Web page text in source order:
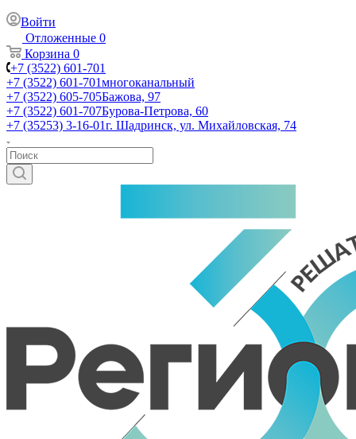
Войти
Отложенные 0
Корзина 0
+7 (3522) 601-701
+7 (3522) 601-701многоканальный
+7 (3522) 605-705Бажова, 97
+7 (3522) 601-707Бурова-Петрова, 60
+7 (35253) 3-16-01г. Шадринск, ул. Михайловская, 74